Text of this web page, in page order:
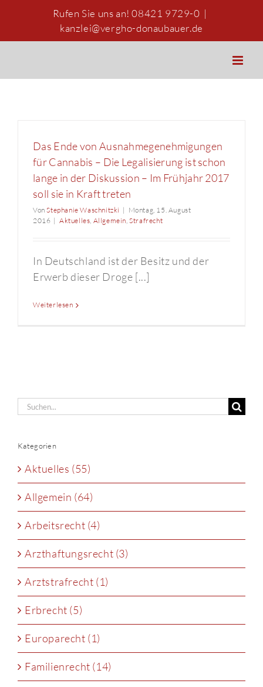
springen
Rufen Sie uns an! 08421 9729-0 |
kanzlei@vergho-donaubauer.de
Das Ende von Ausnahmegenehmigungen
für Cannabis – Die Legalisierung ist schon
lange in der Diskussion – Im Frühjahr 2017
soll sie in Kraft treten
VonStephanie Waschnitzki | Montag, 15. August
2016 | Aktuelles, Allgemein,Strafrecht
In Deutschland ist der Besitz und der
Erwerb dieser Droge [...]
Weiterlesen
Suche
Kategorien
Aktuelles (55)
Allgemein (64)
Arbeitsrecht (4)
Arzthaftungsrecht (3)
Arztstrafrecht (1)
Erbrecht (5)
Europarecht (1)
Familienrecht (14)